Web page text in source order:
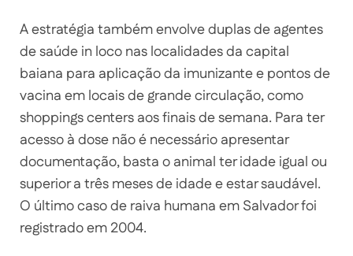
A estratégia também envolve duplas de agentes
de saúde in loco nas localidades da capital
baiana para aplicação da imunizante e pontos de
vacina em locais de grande circulação, como
shoppings centers aos finais de semana. Para ter
acesso à dose não é necessário apresentar
documentação, basta o animal ter idade igual ou
superior a três meses de idade e estar saudável.
O último caso de raiva humana em Salvador foi
registrado em 2004.